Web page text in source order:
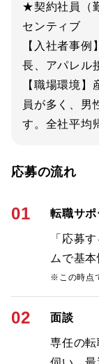
★契約社員（
センティブ
【入社者事
長、アパレル
【職場環境
員が多く、男
す。全社平均
応募の流れ
01 転職サ
「応募
ムで基
※この時点
02 面談
専任の